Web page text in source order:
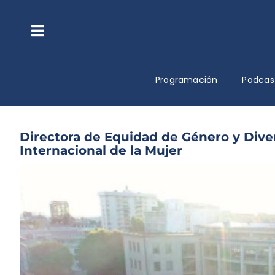
contenidoToggle
Navigation
Programación
Directora de Equidad de Género y
Internacional de la Mujer
grande